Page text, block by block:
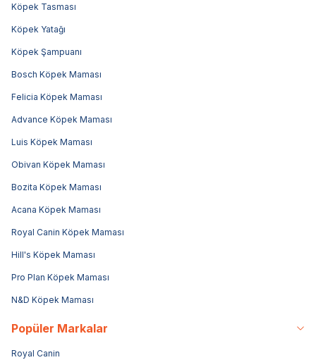
Köpek Tasması
Köpek Yatağı
Köpek Şampuanı
Bosch Köpek Maması
Felicia Köpek Maması
Advance Köpek Maması
Luis Köpek Maması
Obivan Köpek Maması
Bozita Köpek Maması
Acana Köpek Maması
Royal Canin Köpek Maması
Hill's Köpek Maması
Pro Plan Köpek Maması
N&D Köpek Maması
Popüler Markalar
Royal Canin